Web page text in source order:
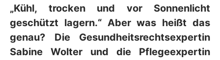
„Kühl, trocken und vor Sonnenlicht
geschützt lagern.“ Aber was heißt das
genau? Die Gesundheitsrechtsexpertin
Sabine Wolter und die Pflegeexpertin